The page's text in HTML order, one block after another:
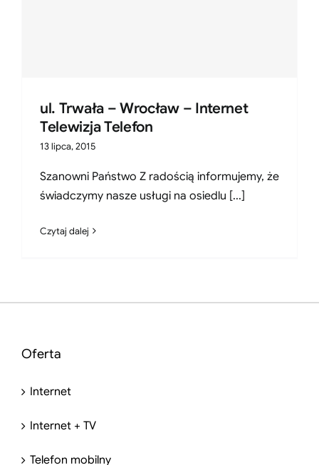
ul. Trwała – Wrocław – Internet
Telewizja Telefon
13 lipca, 2015
Szanowni Państwo Z radością informujemy, że
świadczymy nasze usługi na osiedlu [...]
Czytaj dalej
Oferta
Internet
Internet + TV
Telefon mobilny